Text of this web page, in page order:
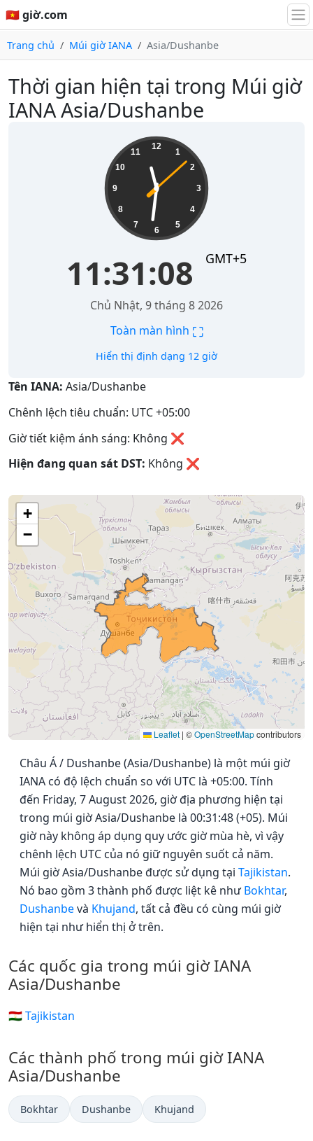
🇻🇳 giờ.com
Trang chủ Múi giờ IANA Asia/Dushanbe
Thời gian hiện tại trong Múi giờ
IANA Asia/Dushanbe
12
1
2
3
4
5
6
7
8
9
10
11
11:31:08 GMT+5
Chủ Nhật, 9 tháng 8 2026
Toàn màn hình ⛶
Hiển thị định dạng 12 giờ
Tên IANA: Asia/Dushanbe
Chênh lệch tiêu chuẩn: UTC +05:00
Giờ tiết kiệm ánh sáng: Không ❌
Hiện đang quan sát DST: Không ❌
+
−
Leaflet | ©OpenStreetMapcontributors
Châu Á / Dushanbe (Asia/Dushanbe) là một múi giờ
IANA có độ lệch chuẩn so với UTC là +05:00. Tính
đến Friday, 7 August 2026, giờ địa phương hiện tại
trong múi giờ Asia/Dushanbe là 00:31:48 (+05). Múi
giờ này không áp dụng quy ước giờ mùa hè, vì vậy
chênh lệch UTC của nó giữ nguyên suốt cả năm.
Múi giờ Asia/Dushanbe được sử dụng tại Tajikistan.
Nó bao gồm 3 thành phố được liệt kê nhưBokhtar,
Dushanbevà Khujand, tất cả đều có cùng múi giờ
hiện tại như hiển thị ở trên.
Các quốc gia trong múi giờ IANA
Asia/Dushanbe
🇹🇯 Tajikistan
Các thành phố trong múi giờ IANA
Asia/Dushanbe
Bokhtar Dushanbe Khujand